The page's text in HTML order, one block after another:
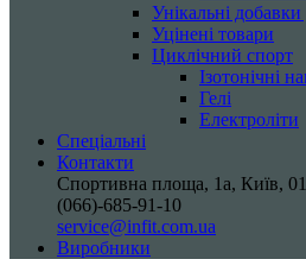
Унікальні добавки
Уцінені товари
Циклічний спорт
Ізотонічні
Гелі
Електроліти
Спеціальні
Контакти
Спортивна площа, 1a, Київ,
(066)-685-91-10
service@infit.com.ua
Виробники